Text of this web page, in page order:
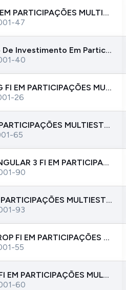
RIVERSIDE FI EM PARTICIPAÇÕES MULTIESTRATEGIA
47
Speed Fundo De Investimento Em Participações Multiestratégia
40
CSHG 1122P G FI EM PARTICIPAÇÕES MULTIESTRATÉGIA - IE
26
ZELUS FI EM PARTICIPAÇÕES MULTIESTRATÉGIA
65
VILA RICA SINGULAR 3 FI EM PARTICIPACOES MULTIESTRATEGIA
90
ETHOS FI EM PARTICIPAÇÕES MULTIESTRATÉGIA
93
CAPTALYS PROP FI EM PARTICIPAÇÕES MULTIESTRATÉGIA
55
ESMERALDA FI EM PARTICIPAÇÕES MULTIESTRATÉGIA
60